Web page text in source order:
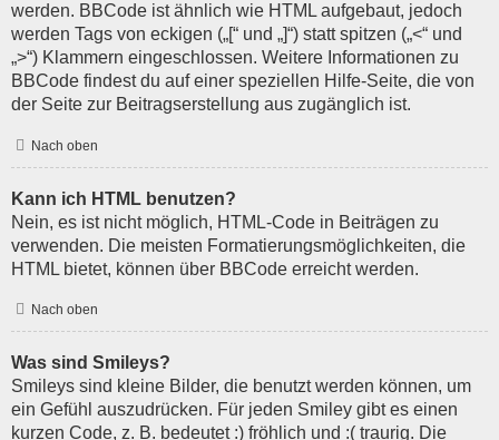
werden. BBCode ist ähnlich wie HTML aufgebaut, jedoch
werden Tags von eckigen („[“ und „]“) statt spitzen („<“ und
„>“) Klammern eingeschlossen. Weitere Informationen zu
BBCode findest du auf einer speziellen Hilfe-Seite, die von
der Seite zur Beitragserstellung aus zugänglich ist.
Nach oben
Kann ich HTML benutzen?
Nein, es ist nicht möglich, HTML-Code in Beiträgen zu
verwenden. Die meisten Formatierungsmöglichkeiten, die
HTML bietet, können über BBCode erreicht werden.
Nach oben
Was sind Smileys?
Smileys sind kleine Bilder, die benutzt werden können, um
ein Gefühl auszudrücken. Für jeden Smiley gibt es einen
kurzen Code, z. B. bedeutet :) fröhlich und :( traurig. Die